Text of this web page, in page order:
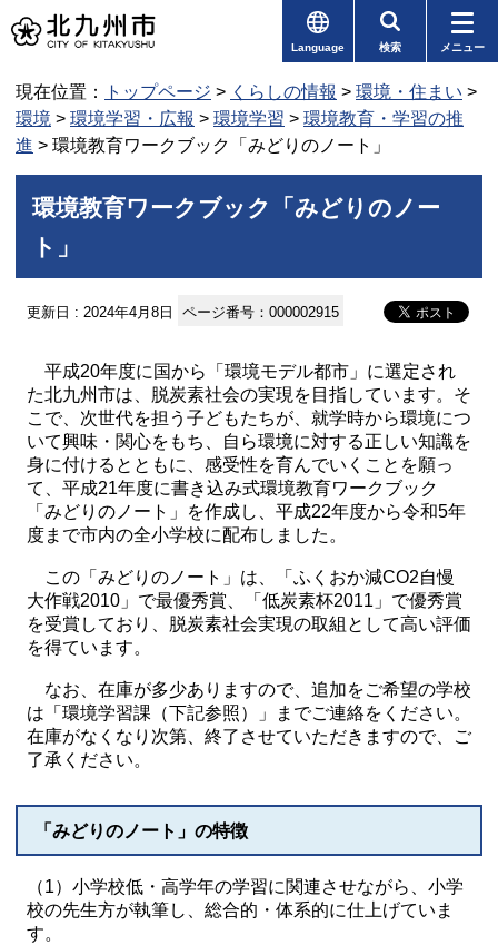
Language 検索 メニュー
現在位置： トップページ > くらしの情報 > 環境・住まい >
環境 > 環境学習・広報 > 環境学習 > 環境教育・学習の推
進 > 環境教育ワークブック「みどりのノート」
環境教育ワークブック「みどりのノー
ト」
更新日 : 2024年4月8日 ページ番号：000002915
平成20年度に国から「環境モデル都市」に選定され
た北九州市は、脱炭素社会の実現を目指しています。そ
こで、次世代を担う子どもたちが、就学時から環境につ
いて興味・関心をもち、自ら環境に対する正しい知識を
身に付けるとともに、感受性を育んでいくことを願っ
て、平成21年度に書き込み式環境教育ワークブック
「みどりのノート」を作成し、平成22年度から令和5年
度まで市内の全小学校に配布しました。
この「みどりのノート」は、「ふくおか減CO2自慢
大作戦2010」で最優秀賞、「低炭素杯2011」で優秀賞
を受賞しており、脱炭素社会実現の取組として高い評価
を得ています。
なお、在庫が多少ありますので、追加をご希望の学校
は「環境学習課（下記参照）」までご連絡をください。
在庫がなくなり次第、終了させていただきますので、ご
了承ください。
「みどりのノート」の特徴
（1）小学校低・高学年の学習に関連させながら、小学
校の先生方が執筆し、総合的・体系的に仕上げていま
す。